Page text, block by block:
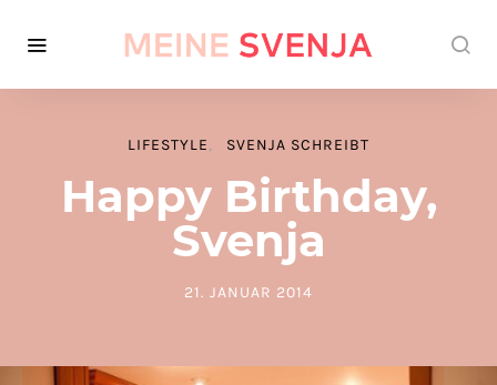
LIFESTYLE SVENJA SCHREIBT
Happy Birthday,
Svenja
POSTED ON
21. JANUAR 2014